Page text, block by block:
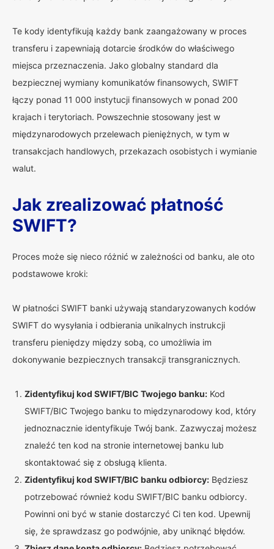
Te kody identyfikują każdy bank zaangażowany w proces
transferu i zapewniają dotarcie środków do właściwego
miejsca przeznaczenia. Jako globalny standard dla
bezpiecznej wymiany komunikatów finansowych, SWIFT
łączy ponad 11 000 instytucji finansowych w ponad 200
krajach i terytoriach. Powszechnie stosowany jest w
międzynarodowych przelewach pieniężnych, w tym w
transakcjach handlowych, przekazach osobistych i wymianie
walut.
Jak zrealizować płatność
SWIFT?
Proces może się nieco różnić w zależności od banku, ale oto
podstawowe kroki:
W płatności SWIFT banki używają standaryzowanych kodów
SWIFT do wysyłania i odbierania unikalnych instrukcji
transferu pieniędzy między sobą, co umożliwia im
dokonywanie bezpiecznych transakcji transgranicznych.
Zidentyfikuj kod SWIFT/BIC Twojego banku: Kod
SWIFT/BIC Twojego banku to międzynarodowy kod, który
jednoznacznie identyfikuje Twój bank. Zazwyczaj możesz
znaleźć ten kod na stronie internetowej banku lub
skontaktować się z obsługą klienta.
Zidentyfikuj kod SWIFT/BIC banku odbiorcy: Będziesz
potrzebować również kodu SWIFT/BIC banku odbiorcy.
Powinni oni być w stanie dostarczyć Ci ten kod. Upewnij
się, że sprawdzasz go podwójnie, aby uniknąć błędów.